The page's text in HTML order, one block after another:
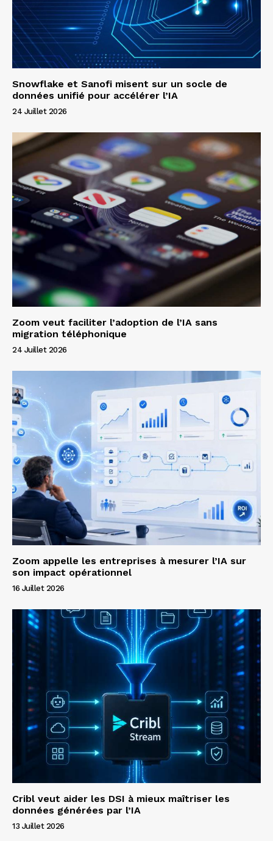
Snowflake et Sanofi misent sur un socle de
données unifié pour accélérer l’IA
24 Juillet 2026
Zoom veut faciliter l’adoption de l’IA sans
migration téléphonique
24 Juillet 2026
Zoom appelle les entreprises à mesurer l’IA sur
son impact opérationnel
16 Juillet 2026
Cribl veut aider les DSI à mieux maîtriser les
données générées par l’IA
13 Juillet 2026